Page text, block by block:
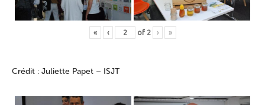
« ‹ of 2 › »
Crédit : Juliette Papet – ISJT